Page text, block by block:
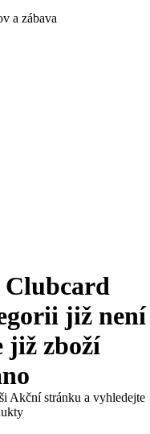
a zábava
Clubcard
již není
již zboží
Akční stránku a vyhledejte